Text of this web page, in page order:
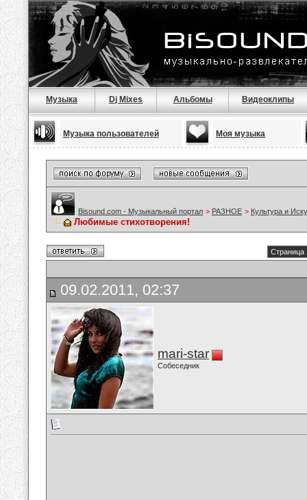
Музыка Dj Mixes Альбомы Видеоклипы
Музыка пользователей Моя музыка
Bisound.com - Музыкальный портал > РАЗНОЕ > Культура и
Любимые стихотворения!
Страница
09.02.2011, 02:37
mari-star
Собеседник